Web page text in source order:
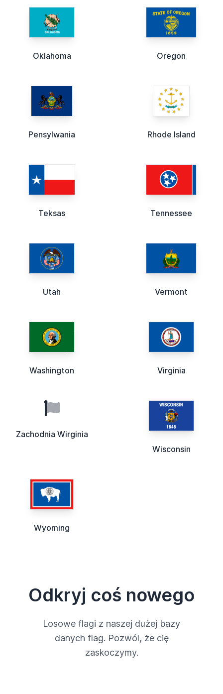
Oklahoma Oregon
Pensylwania Rhode Island
Teksas Tennessee
Utah Vermont
Washington Virginia
Zachodnia Wirginia
Wisconsin
Wyoming
Odkryj coś nowego
Losowe flagi z naszej dużej bazy
danych flag. Pozwól, że cię
zaskoczymy.